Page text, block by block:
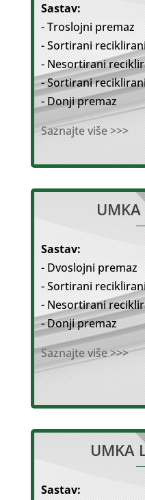
Sastav:
- Troslojni premaz
- Sortirani
- Nesortirani
- Sortirani
- Donji premaz
Saznajte više >>>
UMKA
Sastav:
- Dvoslojni premaz
- Sortirani
- Nesortirani
- Donji premaz
Saznajte više >>>
UMKA
Sastav: